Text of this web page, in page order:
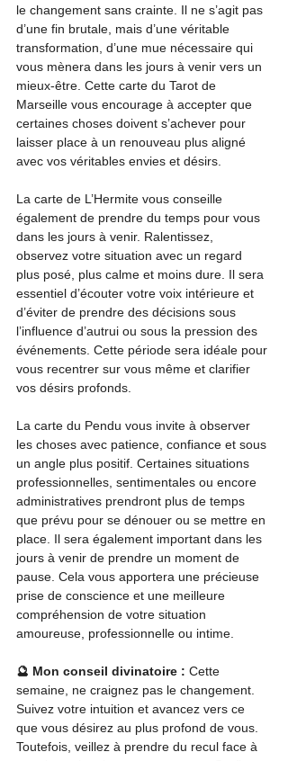
le changement sans crainte. Il ne s’agit pas
d’une fin brutale, mais d’une véritable
transformation, d’une mue nécessaire qui
vous mènera dans les jours à venir vers un
mieux-être. Cette carte du Tarot de
Marseille vous encourage à accepter que
certaines choses doivent s’achever pour
laisser place à un renouveau plus aligné
avec vos véritables envies et désirs.
La carte de L’Hermite vous conseille
également de prendre du temps pour vous
dans les jours à venir. Ralentissez,
observez votre situation avec un regard
plus posé, plus calme et moins dure. Il sera
essentiel d’écouter votre voix intérieure et
d’éviter de prendre des décisions sous
l’influence d’autrui ou sous la pression des
événements. Cette période sera idéale pour
vous recentrer sur vous même et clarifier
vos désirs profonds.
La carte du Pendu vous invite à observer
les choses avec patience, confiance et sous
un angle plus positif. Certaines situations
professionnelles, sentimentales ou encore
administratives prendront plus de temps
que prévu pour se dénouer ou se mettre en
place. Il sera également important dans les
jours à venir de prendre un moment de
pause. Cela vous apportera une précieuse
prise de conscience et une meilleure
compréhension de votre situation
amoureuse, professionnelle ou intime.
🔮 Mon conseil divinatoire : Cette
semaine, ne craignez pas le changement.
Suivez votre intuition et avancez vers ce
que vous désirez au plus profond de vous.
Toutefois, veillez à prendre du recul face à